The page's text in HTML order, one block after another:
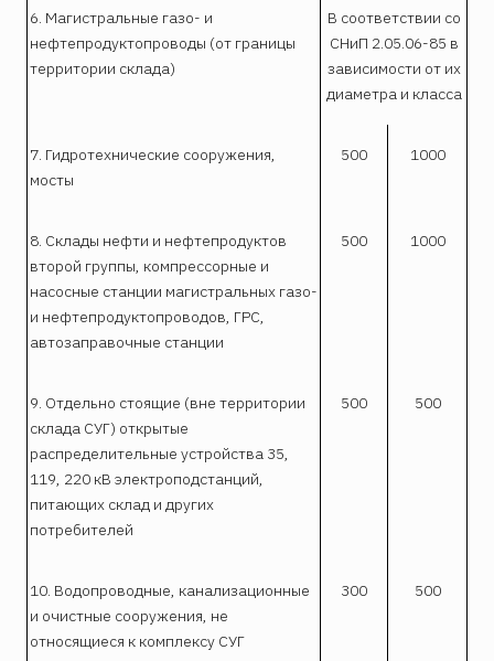
6. Магистральные газо- и
нефтепродуктопроводы (от границы
территории склада)
В соответствии со
СНиП 2.05.06-85 в
зависимости от их
диаметра и класса
7. Гидротехнические сооружения,
мосты
500 1000
8. Склады нефти и нефтепродуктов
второй группы, компрессорные и
насосные станции магистральных газо-
и нефтепродуктопроводов, ГРС,
автозаправочные станции
500 1000
9. Отдельно стоящие (вне территории
склада СУГ) открытые
распределительные устройства 35,
119, 220 кВ электроподстанций,
питающих склад и других
потребителей
500 500
10. Водопроводные, канализационные
и очистные сооружения, не
относящиеся к комплексу СУГ
300 500